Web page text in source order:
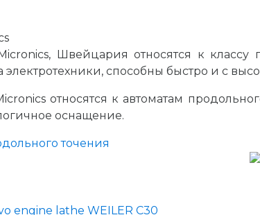
Швейцария относятся к
электротехники, способны быстро и с
относятся к автоматам
оснащение.
точения